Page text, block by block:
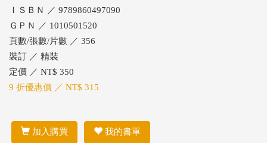
ＩＳＢＮ ／ 9789860497090
ＧＰＮ ／ 1010501520
頁數/張數/片數 ／ 356
裝訂 ／ 精裝
定價 ／ NT$ 350
9 折優惠價 ／ NT$ 315
加入購買 我的書單